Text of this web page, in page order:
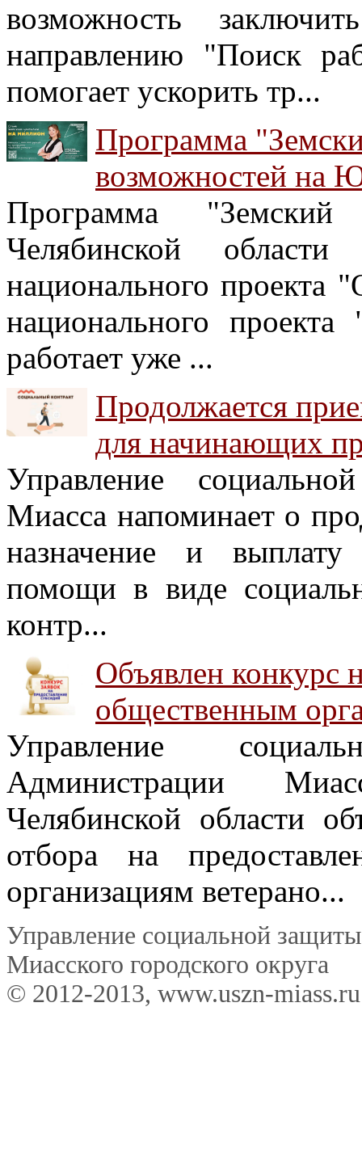
возможность
направлению "Поиск
помогает ускорить тр...
Программа
возможностей на
Программа
Челябинской
национального проекта
национального
работает уже ...
Продолжается
для начинающих
Управление
Миасса напоминает о
назначение и выплату
помощи в виде
контр...
Объявлен конкурс
общественным
Управление
Администрации
Челябинской области
отбора на
организациям ветерано...
Управление социальной
Миасского городского округа
© 2012-2013, www.uszn-miass.ru